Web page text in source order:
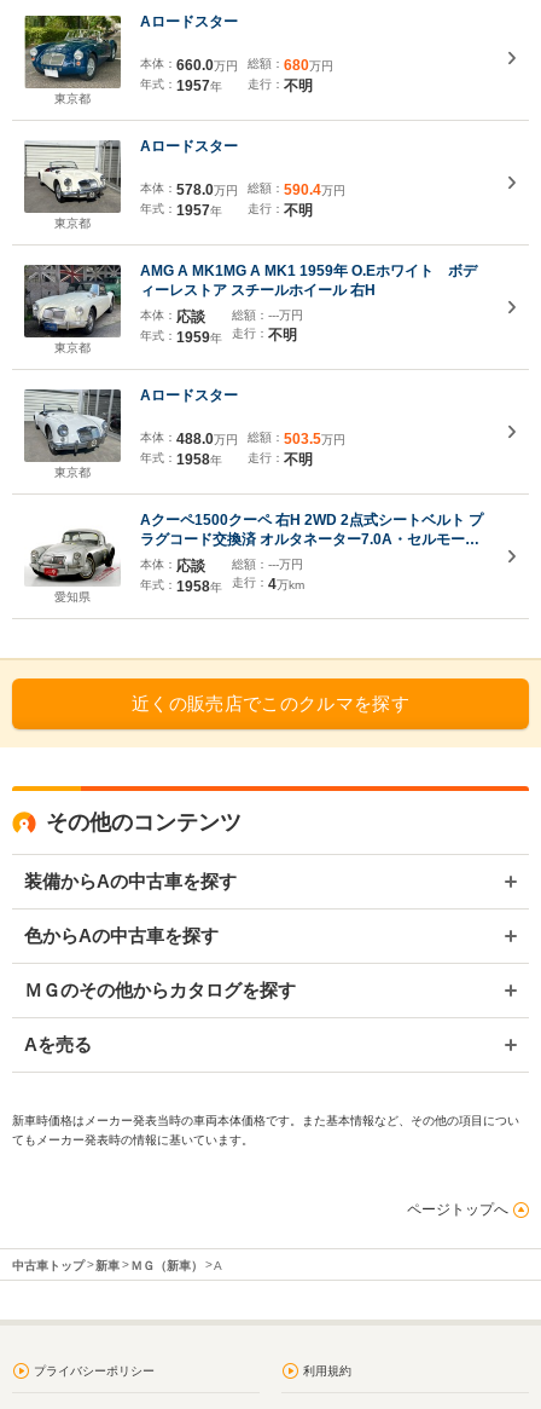
東京都
Aロードスター
本体： 660.0万円
年式： 1957年
総額： 680万円
走行： 不明
東京都
Aロードスター
本体： 578.0万円
年式： 1957年
総額： 590.4万円
走行： 不明
東京都
AMG A MK1MG A MK1 1959年 O.Eホワイト ボデ
ィーレストア スチールホイール 右H
本体： 応談
年式： 1959年
総額： ---万円
走行： 不明
東京都
Aロードスター
本体： 488.0万円
年式： 1958年
総額： 503.5万円
走行： 不明
愛知県
Aクーペ1500クーペ 右H 2WD 2点式シートベルト プ
ラグコード交換済 オルタネーター7.0A・セルモータ
ー装着
本体： 応談
年式： 1958年
総額： ---万円
走行： 4万km
近くの販売店でこのクルマを探す
その他のコンテンツ
装備からAの中古車を探す
色からAの中古車を探す
ＭＧのその他からカタログを探す
Aを売る
新車時価格はメーカー発表当時の車両本体価格です。また基本情報など、その他の項目につい
てもメーカー発表時の情報に基いています。
ページトップへ
中古車トップ 新車 ＭＧ（新車） A
プライバシーポリシー 利用規約